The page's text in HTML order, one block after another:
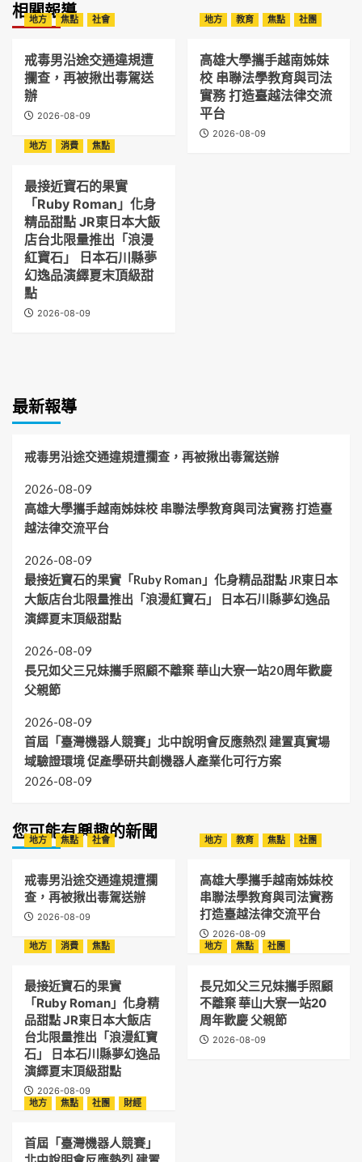
相關報導
地方 焦點 社會
戒毒男沿途交通違規遭
攔查，再被揪出毒駕送
辦
2026-08-09
地方 教育 焦點 社團
高雄大學攜手越南姊妹
校 串聯法學教育與司法
實務 打造臺越法律交流
平台
2026-08-09
地方
消費 焦點
最接近寶石的果實
「Ruby Roman」化身
精品甜點 JR東日本大飯
店台北限量推出「浪漫
紅寶石」 日本石川縣夢
幻逸品演繹夏末頂級甜
點
2026-08-09
最新報導
戒毒男沿途交通違規遭攔查，再被揪出毒駕送辦
2026-08-09
高雄大學攜手越南姊妹校 串聯法學教育與司法實務 打造臺
越法律交流平台
2026-08-09
最接近寶石的果實「Ruby Roman」化身精品甜點 JR東日本
大飯店台北限量推出「浪漫紅寶石」 日本石川縣夢幻逸品
演繹夏末頂級甜點
2026-08-09
長兄如父三兄妹攜手照顧不離棄 華山大寮一站20周年歡慶
父親節
2026-08-09
首屆「臺灣機器人競賽」北中說明會反應熱烈 建置真實場
域驗證環境 促產學研共創機器人產業化可行方案
2026-08-09
您可能有興趣的新聞
地方 焦點 社會
戒毒男沿途交通違規遭攔
查，再被揪出毒駕送辦
2026-08-09
地方 教育 焦點 社團
高雄大學攜手越南姊妹校
串聯法學教育與司法實務
打造臺越法律交流平台
2026-08-09
地方
消費 焦點
最接近寶石的果實
「Ruby Roman」化身精
品甜點 JR東日本大飯店
台北限量推出「浪漫紅寶
石」 日本石川縣夢幻逸品
演繹夏末頂級甜點
2026-08-09
地方 焦點 社團
長兄如父三兄妹攜手照顧
不離棄 華山大寮一站20
周年歡慶 父親節
2026-08-09
地方 焦點 社團 財經
首屆「臺灣機器人競賽」